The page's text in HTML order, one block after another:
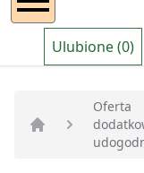
Ulubione (0)
Strona główna
Oferta